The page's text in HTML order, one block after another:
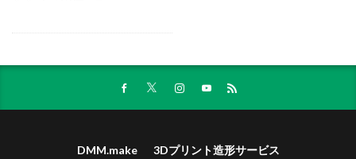
DMM.make 3Dプリント造形サービス